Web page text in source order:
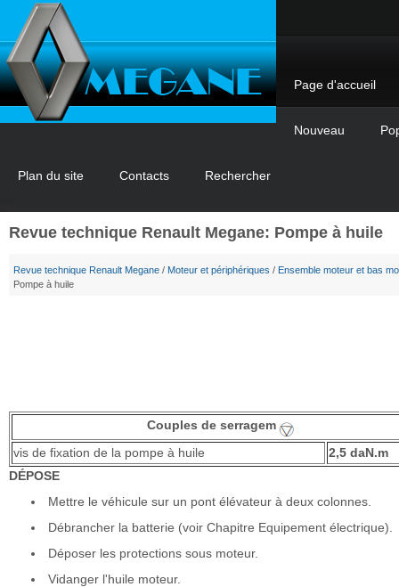
Page d'accueil
Nouveau
Plan du site Contacts Rechercher
Revue technique Renault Megane: Pompe à huile
Revue technique Renault Megane / Moteur et périphériques / Ensemble moteur et bas
Pompe à huile
Couples de serragem
vis de fixation de la pompe à huile
2,5 daN.m
DÉPOSE
Mettre le véhicule sur un pont élévateur à deux colonnes.
Débrancher la batterie (voir Chapitre Equipement électrique).
Déposer les protections sous moteur.
Vidanger l'huile moteur.